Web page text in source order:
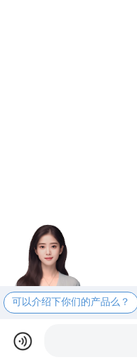
可以介绍下你们的产品么？